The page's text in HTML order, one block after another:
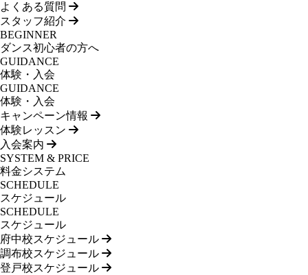
よくある質問
スタッフ紹介
BEGINNER
ダンス初心者の方へ
GUIDANCE
体験・入会
GUIDANCE
体験・入会
キャンペーン情報
体験レッスン
入会案内
SYSTEM & PRICE
料金システム
SCHEDULE
スケジュール
SCHEDULE
スケジュール
府中校スケジュール
調布校スケジュール
登戸校スケジュール